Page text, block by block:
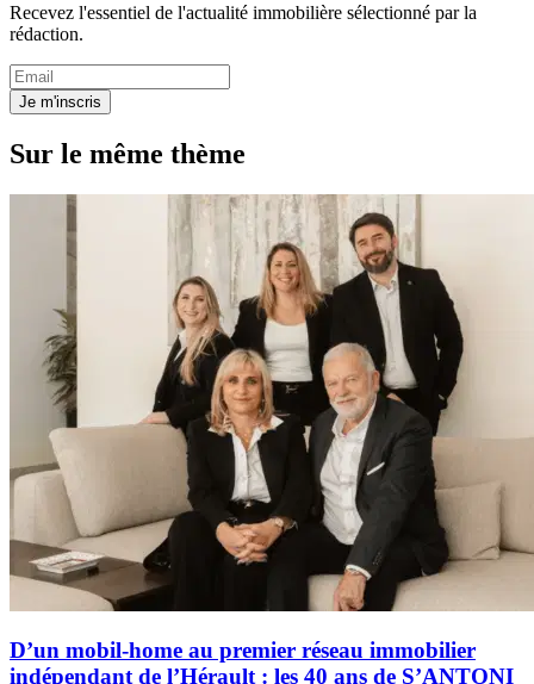
Recevez l'essentiel de l'actualité immobilière sélectionné par la
rédaction.
Je m'inscris
Sur le même thème
D’un mobil-home au premier réseau immobilier
indépendant de l’Hérault : les 40 ans de S’ANTONI